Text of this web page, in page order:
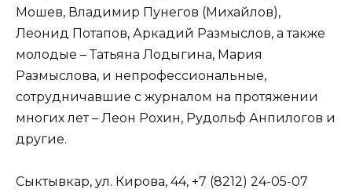
Мошев, Владимир Пунегов (Михайлов),
Леонид Потапов, Аркадий Размыслов, а также
молодые – Татьяна Лодыгина, Мария
Размыслова, и непрофессиональные,
сотрудничавшие с журналом на протяжении
многих лет – Леон Рохин, Рудольф Анпилогов и
другие.
Сыктывкар, ул. Кирова, 44, +7 (8212) 24-05-07